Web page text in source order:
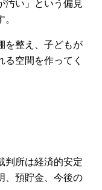
汚い」という偏見
を整え、子どもが
る空間を作ってく
判所は経済的安定
、預貯金、今後の